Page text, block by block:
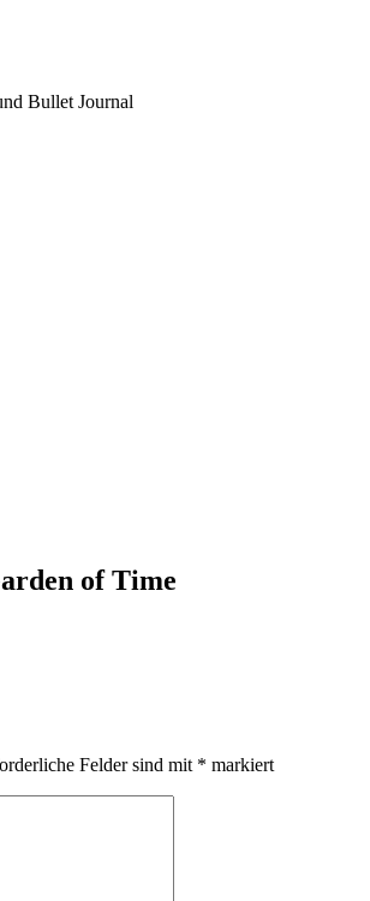
Bullet Journal
of Time
Felder sind mit * markiert